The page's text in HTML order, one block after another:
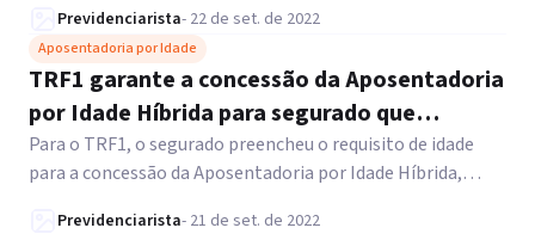
Previdenciarista- 22 de set. de 2022
Aposentadoria por Idade
TRF1 garante a concessão da Aposentadoria
por Idade Híbrida para segurado que
trabalhou na cidade e no campo
Para o TRF1, o segurado preencheu o requisito de idade
para a concessão da Aposentadoria por Idade Híbrida,
Previdenciarista- 21 de set. de 2022